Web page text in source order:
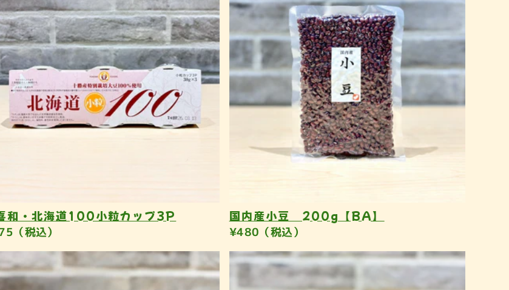
和・北海道100小粒カップ3P
（税込）
国内産小豆 200g【BA】
¥480（税込）